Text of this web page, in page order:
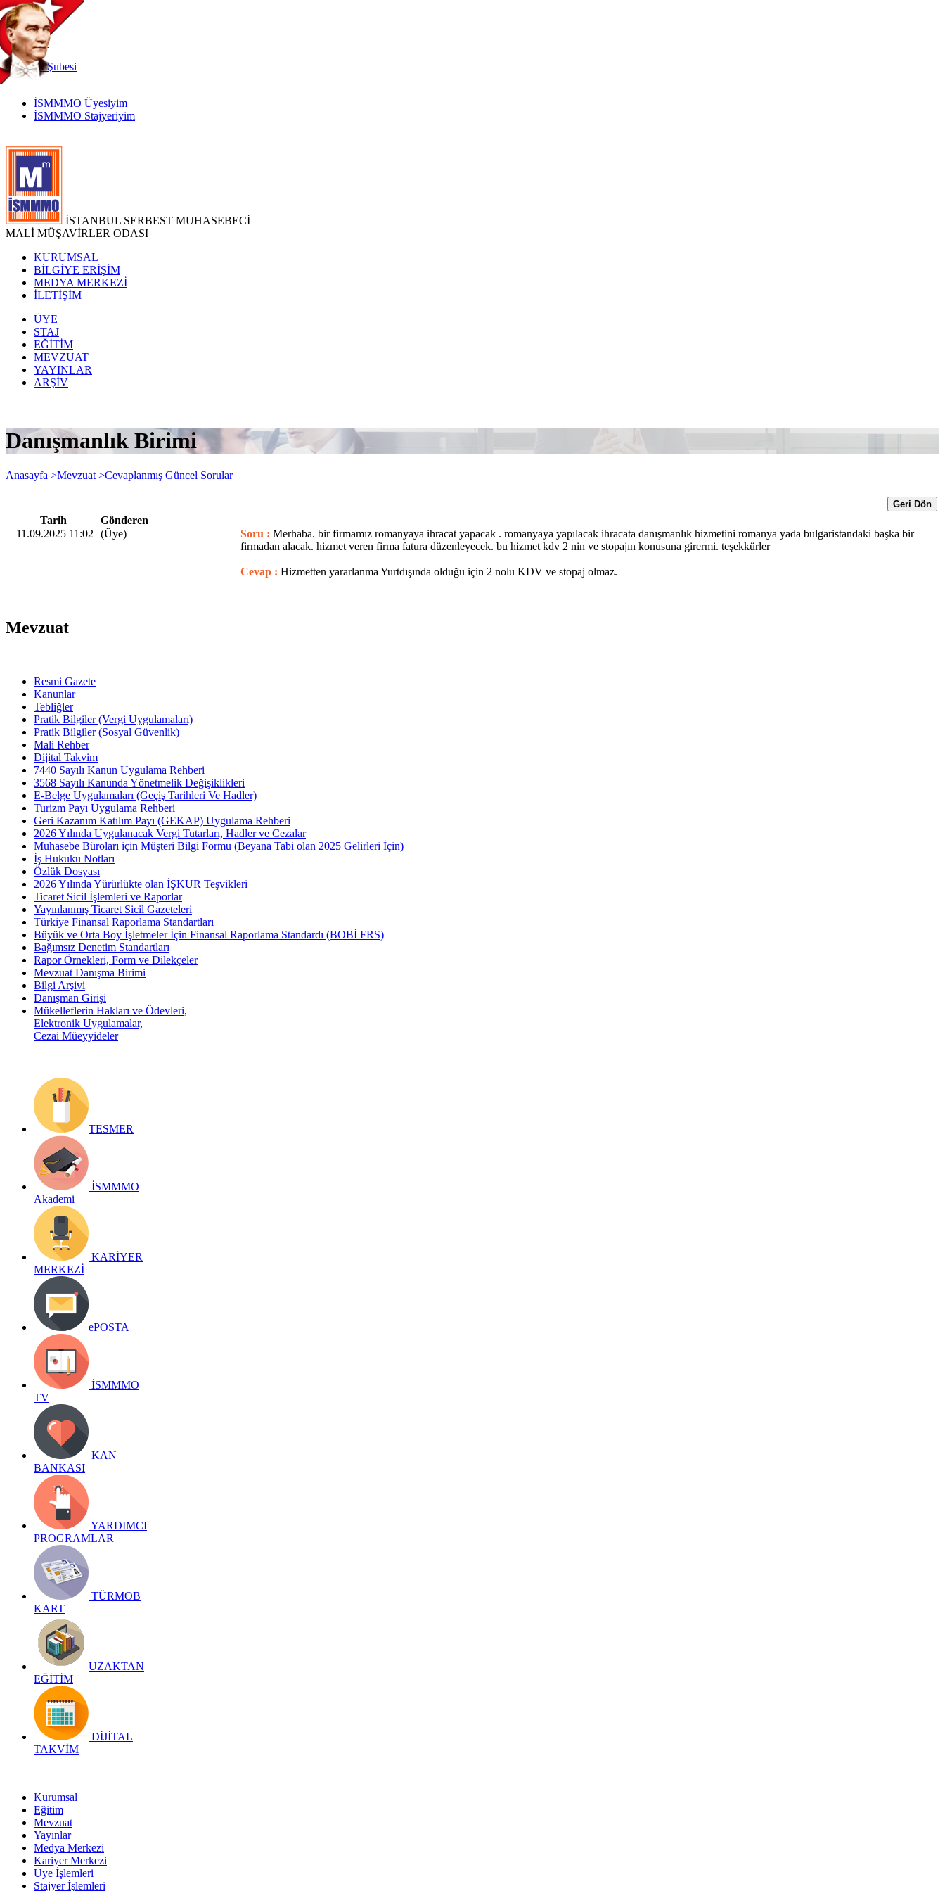
TR
|
EN
İnternetŞubesi
İSMMMO Üyesiyim
İSMMMO Stajyeriyim
İSTANBUL SERBEST MUHASEBECİ
MALİ MÜŞAVİRLER ODASI
KURUMSAL
BİLGİYE ERİŞİM
MEDYA MERKEZİ
İLETİŞİM
ÜYE
STAJ
EĞİTİM
MEVZUAT
YAYINLAR
ARŞİV
Danışmanlık Birimi
Anasayfa >Mevzuat >Cevaplanmış Güncel Sorular
Geri Dön
Tarih
Gönderen
11.09.2025 11:02
(Üye) Soru : Merhaba. bir firmamız romanyaya ihracat yapacak . romanyaya yapılacak ihracata danışmanlık hizmetini romanya yada bulgaristandaki başka bir
firmadan alacak. hizmet veren firma fatura düzenleyecek. bu hizmet kdv 2 nin ve stopajın konusuna girermi. teşekkürler
Cevap : Hizmetten yararlanma Yurtdışında olduğu için 2 nolu KDV ve stopaj olmaz.
Mevzuat
Resmi Gazete
Kanunlar
Tebliğler
Pratik Bilgiler (Vergi Uygulamaları)
Pratik Bilgiler (Sosyal Güvenlik)
Mali Rehber
Dijital Takvim
7440 Sayılı Kanun Uygulama Rehberi
3568 Sayılı Kanunda Yönetmelik Değişiklikleri
E-Belge Uygulamaları (Geçiş Tarihleri Ve Hadler)
Turizm Payı Uygulama Rehberi
Geri Kazanım Katılım Payı (GEKAP) Uygulama Rehberi
2026 Yılında Uygulanacak Vergi Tutarları, Hadler ve Cezalar
Muhasebe Büroları için Müşteri Bilgi Formu (Beyana Tabi olan 2025 Gelirleri İçin)
İş Hukuku Notları
Özlük Dosyası
2026 Yılında Yürürlükte olan İŞKUR Teşvikleri
Ticaret Sicil İşlemleri ve Raporlar
Yayınlanmış Ticaret Sicil Gazeteleri
Türkiye Finansal Raporlama Standartları
Büyük ve Orta Boy İşletmeler İçin Finansal Raporlama Standardı (BOBİ FRS)
Bağımsız Denetim Standartları
Rapor Örnekleri, Form ve Dilekçeler
Mevzuat Danışma Birimi
Bilgi Arşivi
Danışman Girişi
Mükelleflerin Hakları ve Ödevleri,
Elektronik Uygulamalar,
Cezai Müeyyideler
TESMER
İSMMMO
Akademi
KARİYER
MERKEZİ
ePOSTA
İSMMMO
TV
KAN
BANKASI
YARDIMCI
PROGRAMLAR
TÜRMOB
KART
UZAKTAN
EĞİTİM
DİJİTAL
TAKVİM
Kurumsal
Eğitim
Mevzuat
Yayınlar
Medya Merkezi
Kariyer Merkezi
Üye İşlemleri
Stajyer İşlemleri